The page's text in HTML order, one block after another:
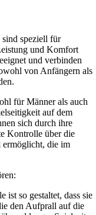
speziell für
und Komfort
und verbinden
von Anfängern als
für Männer als auch
auf dem
sich durch ihre
Kontrolle über die
ermöglicht, die im
ist so gestaltet, dass sie
den Aufprall auf die